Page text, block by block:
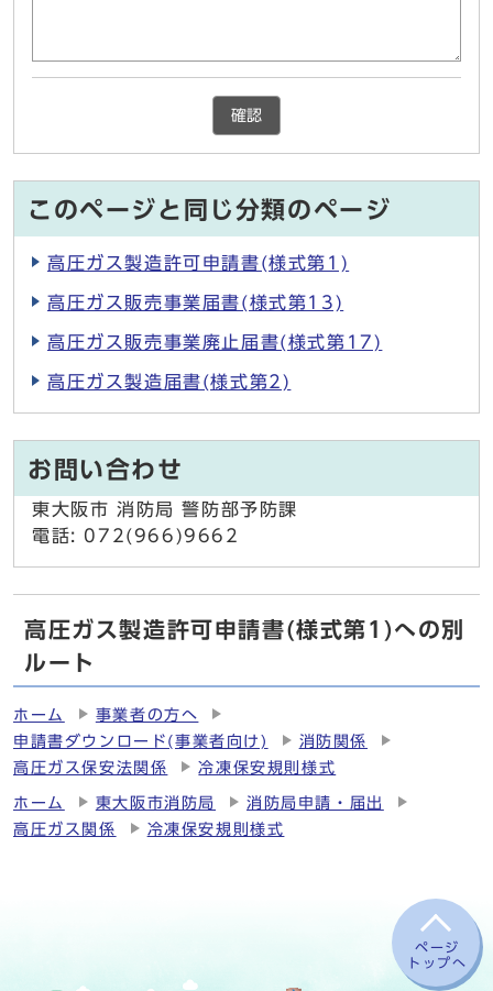
確認
このページと同じ分類のページ
高圧ガス製造許可申請書(様式第1)
高圧ガス販売事業届書(様式第13)
高圧ガス販売事業廃止届書(様式第17)
高圧ガス製造届書(様式第2)
お問い合わせ
東大阪市 消防局 警防部予防課
電話: 072(966)9662
高圧ガス製造許可申請書(様式第1)への別
ルート
ホーム
事業者の方へ
申請書ダウンロード(事業者向け)
消防関係
高圧ガス保安法関係
冷凍保安規則様式
ホーム 東大阪市消防局
消防局申請・届出
高圧ガス関係
冷凍保安規則様式
ページ
トップへ